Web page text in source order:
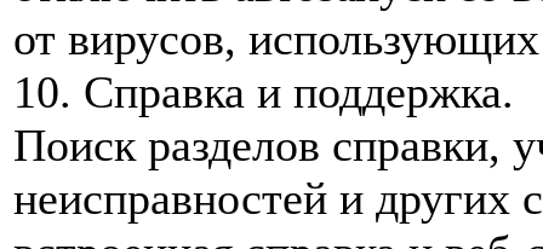
от вирусов,
10. Справка и поддержка.
Поиск разделов справки,
неисправностей и других